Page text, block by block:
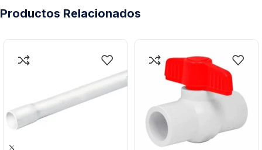
Productos Relacionados